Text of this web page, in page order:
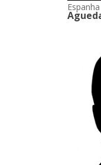
Espanha